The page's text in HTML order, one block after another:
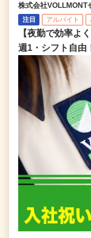
株式会社VOLLMONT
注目 アルバイト
【夜勤で効率よ
週1・シフト自由